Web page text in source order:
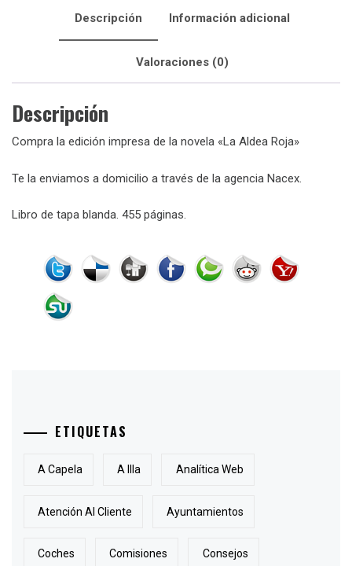
Descripción Información adicional
Valoraciones (0)
Descripción
Compra la edición impresa de la novela «La Aldea Roja»
Te la enviamos a domicilio a través de la agencia Nacex.
Libro de tapa blanda. 455 páginas.
ETIQUETAS
A Capela A Illa Analítica Web
Atención Al Cliente Ayuntamientos
Coches Comisiones Consejos